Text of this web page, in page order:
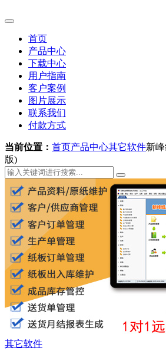
首页
产品中心
下载中心
用户指南
客户案例
图片展示
联系我们
付款方式
当前位置： 首页产品中心其它软件新
版)
其它软件